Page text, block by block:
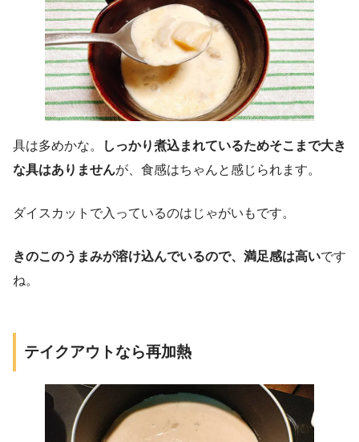
具は多めかな。
しっかり煮込まれているためそこまで大き
な具はありませんが、食感はちゃんと感じられます。
ダイスカットで入っているのはじゃがいもです。
きのこのうまみが溶け込んでいるので、満足感は高いです
ね。
テイクアウトなら再加熱